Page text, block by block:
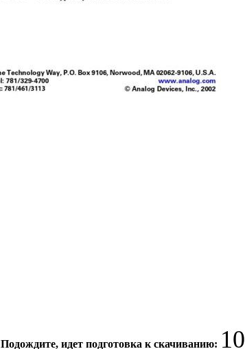
Подождите, идет подготовка к скачиванию: 10